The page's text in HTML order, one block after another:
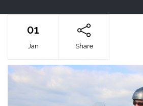
01
Jan Share